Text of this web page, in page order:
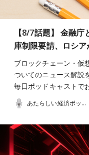
【8/7話題】 金融
庫制限要請、ロシ
ブロックチェーン・仮
ついてのニュース解説
毎日ポッドキャスト
あたらしい経済ポッドキャスト